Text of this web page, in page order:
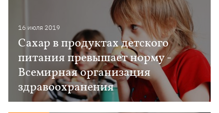
16 июля 2019
Сахар в продуктах детского
питания превышает норму -
Всемирная организация
здравоохранения